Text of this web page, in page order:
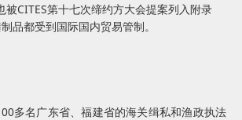
被CITES第十七次缔约方大会提案列入附录
品都受到国际国内贸易管制。
多名广东省、福建省的海关缉私和渔政执法